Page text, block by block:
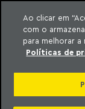
o conteúdo
Machado Meyer
OAB
DE
Ao clicar em
com o
para melhorar a
Políticas de